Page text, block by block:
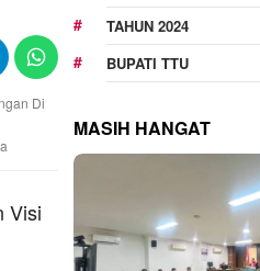
TAHUN 2024
BUPATI TTU
MASIH HANGAT